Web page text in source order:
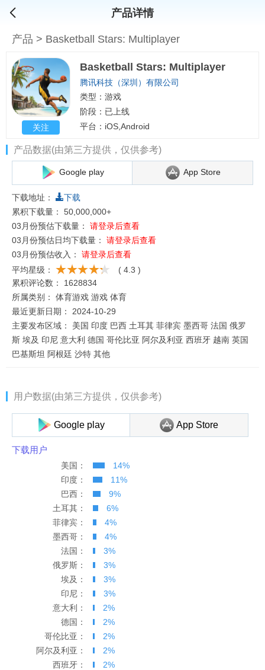
产品详情
产品 > Basketball Stars: Multiplayer
关注
Basketball Stars: Multiplayer
腾讯科技（深圳）有限公司
类型：游戏
阶段：已上线
平台：iOS,Android
产品数据(由第三方提供，仅供参考)
Google play App Store
下载地址：
下载
累积下载量：
50,000,000+
03月份预估下载量：
请登录后查看
03月份预估日均下载量：
请登录后查看
03月份预估收入：
请登录后查看
平均星级：
( 4.3 )
累积评论数：
1628834
所属类别：
体育游戏 游戏 体育
最近更新日期：
2024-10-29
主要发布区域：
美国 印度 巴西 土耳其 菲律宾 墨西哥 法国 俄罗
斯 埃及 印尼 意大利 德国 哥伦比亚 阿尔及利亚 西班牙 越南 英国
巴基斯坦 阿根廷 沙特 其他
用户数据(由第三方提供，仅供参考)
Google play App Store
下载用户
美国：
14%
印度：
11%
巴西：
9%
土耳其：
6%
菲律宾：
4%
墨西哥：
4%
法国：
3%
俄罗斯：
3%
埃及：
3%
印尼：
3%
意大利：
2%
德国：
2%
哥伦比亚：
2%
阿尔及利亚：
2%
西班牙：
2%